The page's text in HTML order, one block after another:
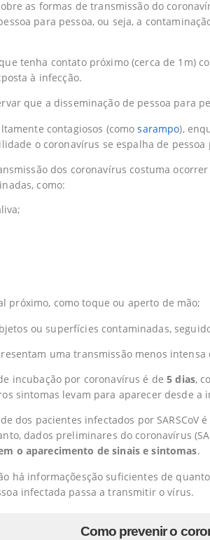
as formas de transmissão do
para pessoa, ou seja, a
tenha contato próximo (cerca de 1m)
à infecção.
que a disseminação de pessoa para
contagiosos (comosarampo),
o coronavírus se espalha de pessoa
dos coronavírus costuma
como:
próximo, como toque ou aperto de mão;
ou superfícies contaminadas,
uma transmissão menos
incubação por coronavírus é de5 dias,
sintomas levam para aparecer desde a
dos pacientes infectados por SARSCoV
dados preliminares do coronavírus
o aparecimento de sinais e sintomas.
há informaçõesção suficientes de
infectada passa a transmitir o vírus.
Como prevenir o